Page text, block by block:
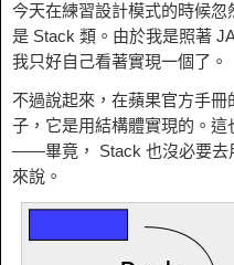
今天在練習設計模式的時候
是 Stack 類。由於我是照著
我只好自己看著實現一個了。
不過說起來，在蘋果官方手
子，它是用結構體實現的。
——畢竟， Stack 也沒必要
來說。